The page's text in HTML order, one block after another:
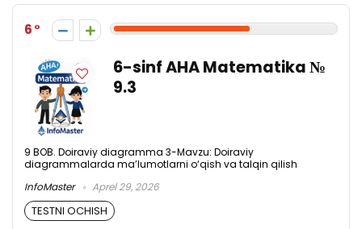
6
6-sinf AHA Matematika №
9.3
9 BOB. Doiraviy diagramma 3-Mavzu: Doiraviy
diagrammalarda ma’lumotlarni o‘qish va talqin qilish
InfoMaster
Aprel 29, 2026
TESTNI OCHISH